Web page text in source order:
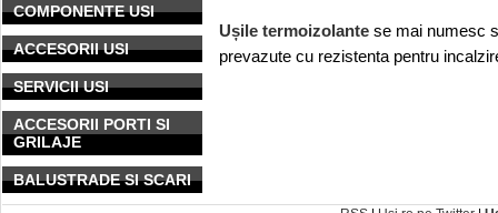
COMPONENTE USI
ACCESORII USI
SERVICII USI
ACCESORII PORTI SI
GRILAJE
BALUSTRADE SI SCARI
Ușile termoizolante se mai numesc
prevazute cu rezistenta pentru